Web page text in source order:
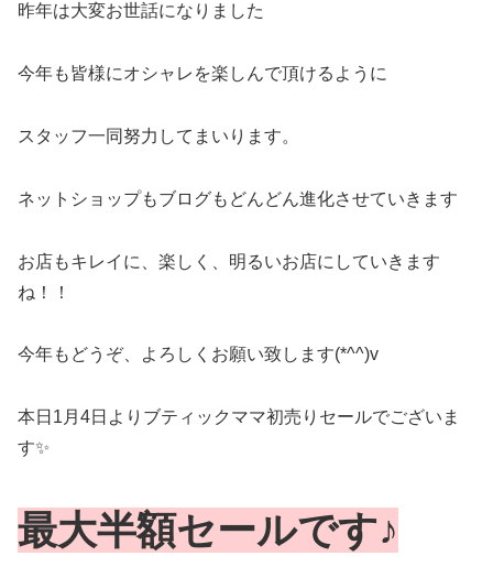
昨年は大変お世話になりました
今年も皆様にオシャレを楽しんで頂けるように
スタッフ一同努力してまいります。
ネットショップもブログもどんどん進化させていきます
お店もキレイに、楽しく、明るいお店にしていきます
ね！！
今年もどうぞ、よろしくお願い致します(*^^)v
本日1月4日よりブティックママ初売りセールでございま
す✨
最大半額セールです♪